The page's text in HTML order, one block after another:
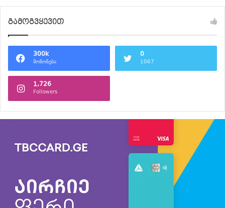
გამოგვყევით
300k
მოწონება
0
1067
1,726
Followers